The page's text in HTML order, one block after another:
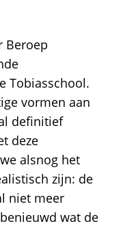
Beroep
Tobiasschool.
vormen aan
definitief
deze
alsnog het
zijn: de
niet meer
wat de